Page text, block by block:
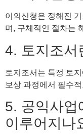
이의신청은 정해진
며, 구체적인 절차는
4. 토지조서
토지조서는 특정 토
보상 과정에서 필수
5. 공익사업
이루어지나